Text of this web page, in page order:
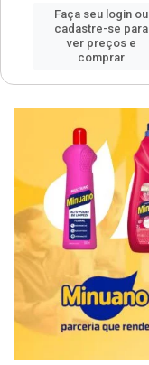
Faça seu login ou
cadastre-se para
ver preços e
comprar